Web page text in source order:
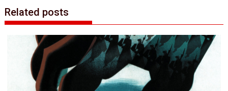
Related posts